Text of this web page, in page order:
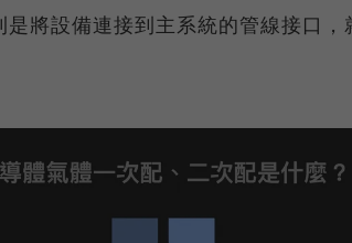
將設備連接到主系統的管線接口